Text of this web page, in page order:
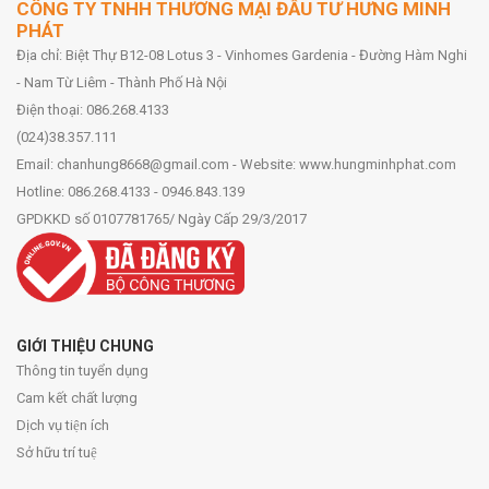
CÔNG TY TNHH THƯƠNG MẠI ĐẦU TƯ HƯNG MINH
PHÁT
Địa chỉ: Biệt Thự B12-08 Lotus 3 - Vinhomes Gardenia - Đường Hàm Nghi
- Nam Từ Liêm - Thành Phố Hà Nội
Điện thoại: 086.268.4133
(024)38.357.111
Email: chanhung8668@gmail.com - Website: www.hungminhphat.com
Hotline: 086.268.4133 - 0946.843.139
GPDKKD số 0107781765/ Ngày Cấp 29/3/2017
GIỚI THIỆU CHUNG
Thông tin tuyển dụng
Cam kết chất lượng
Dịch vụ tiện ích
Sở hữu trí tuệ